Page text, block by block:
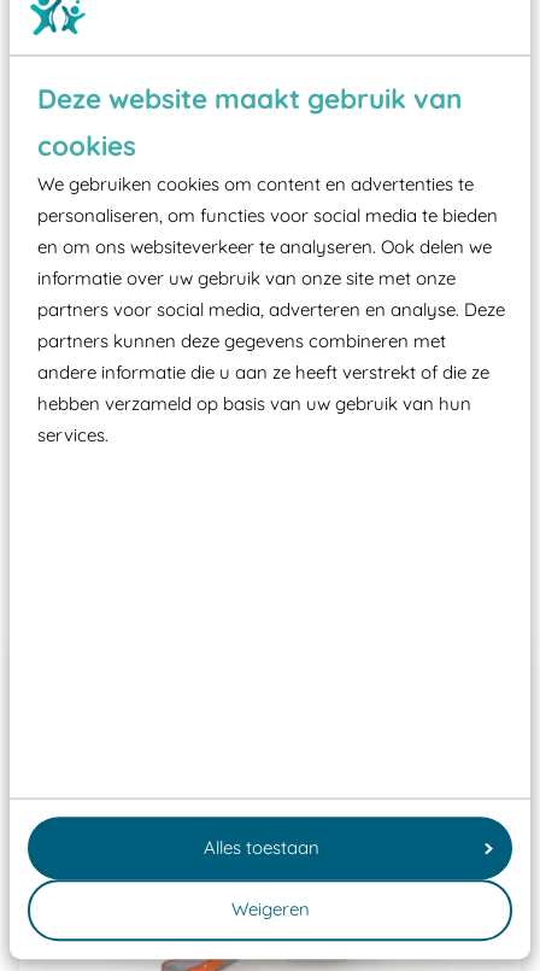
Deze website maakt gebruik van
cookies
We gebruiken cookies om content en advertenties te
personaliseren, om functies voor social media te bieden
en om ons websiteverkeer te analyseren. Ook delen we
informatie over uw gebruik van onze site met onze
partners voor social media, adverteren en analyse. Deze
partners kunnen deze gegevens combineren met
andere informatie die u aan ze heeft verstrekt of die ze
hebben verzameld op basis van uw gebruik van hun
services.
Alles toestaan
Weigeren
Wist je dat:
valondergrond onder speeltoestellen verplicht is
zoals kunstgras, rubber tegels of boomschors?
Elk speeltoestel in de openbare ruimte voorzien
moet zijn van een typekeuring, -plaatje en
certificering, uitgegeven door een Nederlands
aangewezen keuringsinstantie?
Wij ook speeltoestellen kunnen laten keuren zodat
ze toch binnen het Warenwetbesluit Attractie- en